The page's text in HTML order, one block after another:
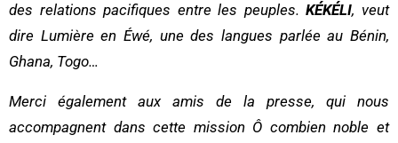
des relations pacifiques entre les peuples. KÉKÉLI, veut
dire Lumière en Éwé, une des langues parlée au Bénin,
Ghana, Togo…
Merci également aux amis de la presse, qui nous
accompagnent dans cette mission Ô combien noble et